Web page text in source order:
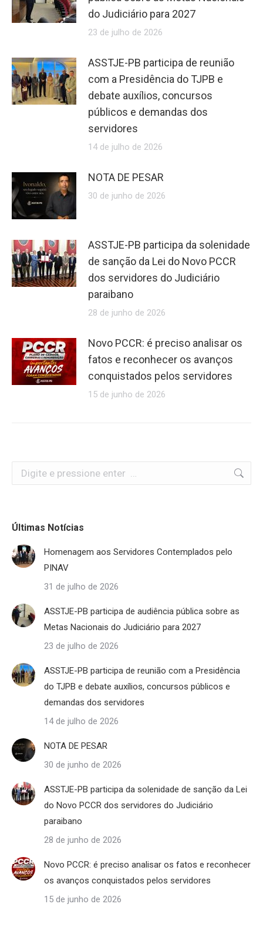
do Judiciário para 2027
23 de julho de 2026
ASSTJE-PB participa de reunião
com a Presidência do TJPB e
debate auxílios, concursos
públicos e demandas dos
servidores
14 de julho de 2026
NOTA DE PESAR
30 de junho de 2026
ASSTJE-PB participa da solenidade
de sanção da Lei do Novo PCCR
dos servidores do Judiciário
paraibano
28 de junho de 2026
Novo PCCR: é preciso analisar os
fatos e reconhecer os avanços
conquistados pelos servidores
15 de junho de 2026
Search:
Últimas Notícias
Homenagem aos Servidores Contemplados pelo
PINAV
31 de julho de 2026
ASSTJE-PB participa de audiência pública sobre as
Metas Nacionais do Judiciário para 2027
23 de julho de 2026
ASSTJE-PB participa de reunião com a Presidência
do TJPB e debate auxílios, concursos públicos e
demandas dos servidores
14 de julho de 2026
NOTA DE PESAR
30 de junho de 2026
ASSTJE-PB participa da solenidade de sanção da Lei
do Novo PCCR dos servidores do Judiciário
paraibano
28 de junho de 2026
Novo PCCR: é preciso analisar os fatos e reconhecer
os avanços conquistados pelos servidores
15 de junho de 2026